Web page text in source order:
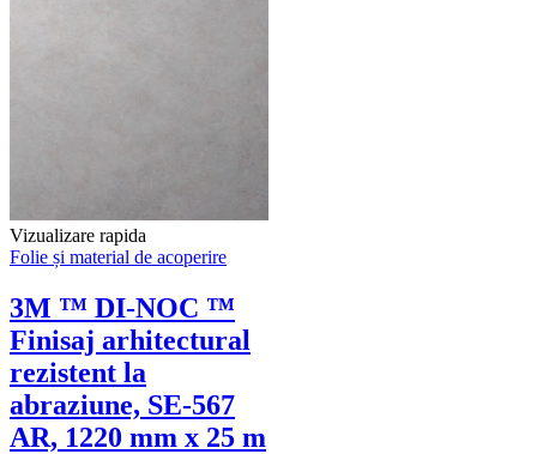
Vizualizare rapida
Folie și material de acoperire
3M ™ DI-NOC ™
Finisaj arhitectural
rezistent la
abraziune, SE-567
AR, 1220 mm x 25 m